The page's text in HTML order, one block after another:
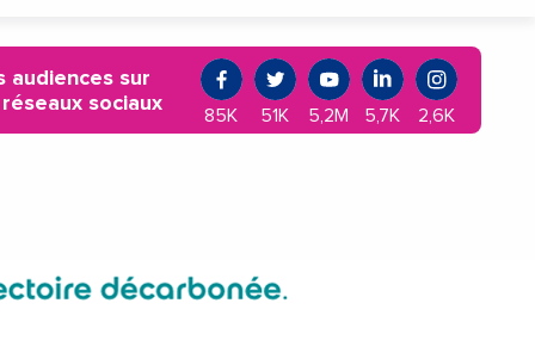
audiences sur
réseaux sociaux
85K 51K 5,2M 5,7K 2,6K